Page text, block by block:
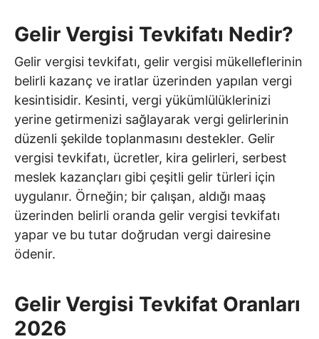
Gelir Vergisi Tevkifatı Nedir?
Gelir vergisi tevkifatı, gelir vergisi mükelleflerinin
belirli kazanç ve iratlar üzerinden yapılan vergi
kesintisidir. Kesinti, vergi yükümlülüklerinizi
yerine getirmenizi sağlayarak vergi gelirlerinin
düzenli şekilde toplanmasını destekler. Gelir
vergisi tevkifatı, ücretler, kira gelirleri, serbest
meslek kazançları gibi çeşitli gelir türleri için
uygulanır. Örneğin; bir çalışan, aldığı maaş
üzerinden belirli oranda gelir vergisi tevkifatı
yapar ve bu tutar doğrudan vergi dairesine
ödenir.
Gelir Vergisi Tevkifat Oranları
2026